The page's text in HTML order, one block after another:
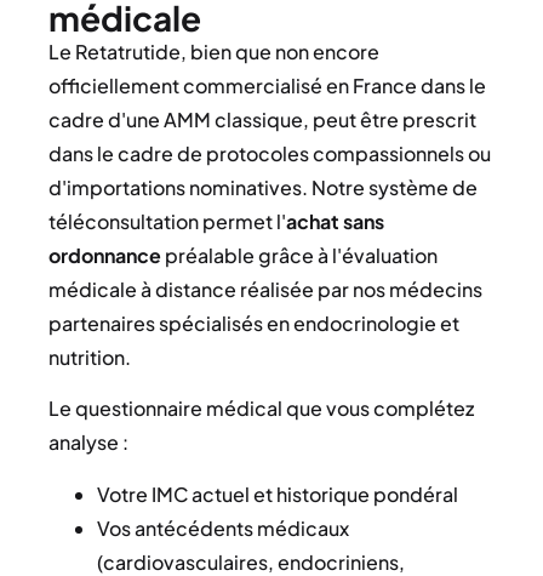
médicale
Le Retatrutide, bien que non encore
officiellement commercialisé en France dans le
cadre d'une AMM classique, peut être prescrit
dans le cadre de protocoles compassionnels ou
d'importations nominatives. Notre système de
téléconsultation permet l'achatsans
ordonnancepréalable grâce à l'évaluation
médicale à distance réalisée par nos médecins
partenaires spécialisés en endocrinologie et
nutrition.
Le questionnaire médical que vous complétez
analyse :
Votre IMC actuel et historique pondéral
Vos antécédents médicaux
(cardiovasculaires, endocriniens,